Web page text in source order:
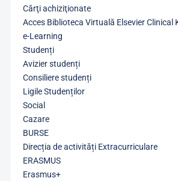
Cărţi achiziţionate
Acces Biblioteca Virtuală Elsevier Clinical
e-Learning
Studenți
Avizier studenți
Consiliere studenți
Ligile Studenților
Social
Cazare
BURSE
Direcția de activități Extracurriculare
ERASMUS
Erasmus+